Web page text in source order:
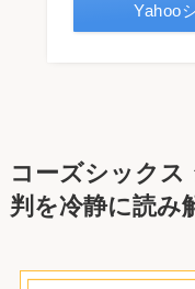
Yahoo
コーズシックス
判を冷静に読み